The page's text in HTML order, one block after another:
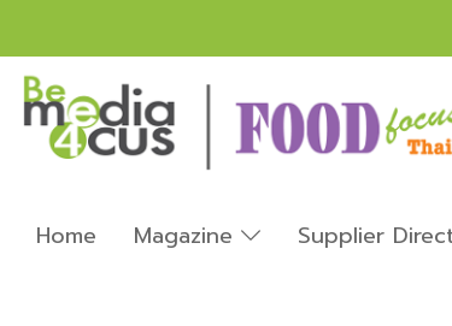
Home Magazine Supplier